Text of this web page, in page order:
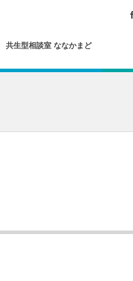
共生型相談室 ななかまど